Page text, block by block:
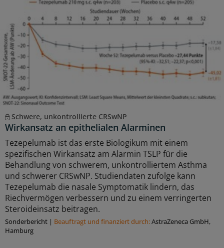
Schwere, unkontrollierte CRSwNP
Wirkansatz an epithelialen Alarminen
Tezepelumab ist das erste Biologikum mit einem
spezifischen Wirkansatz am Alarmin TSLP für die
Behandlung von schwerem, unkontrolliertem Asthma
und schwerer CRSwNP. Studiendaten zufolge kann
Tezepelumab die nasale Symptomatik lindern, das
Riechvermögen verbessern und zu einem verringerten
Steroideinsatz beitragen.
Sonderbericht | Beauftragt und ﬁnanziert durch:AstraZeneca GmbH,
Hamburg